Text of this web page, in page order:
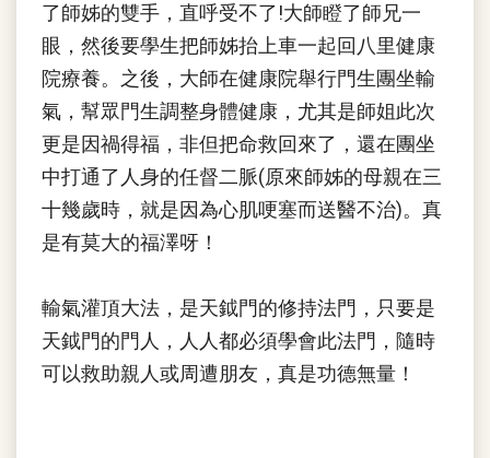
了師姊的雙手，直呼受不了!大師瞪了師兄一
眼，然後要學生把師姊抬上車一起回八里健康
院療養。之後，大師在健康院舉行門生團坐輸
氣，幫眾門生調整身體健康，尤其是師姐此次
更是因禍得福，非但把命救回來了，還在團坐
中打通了人身的任督二脈(原來師姊的母親在三
十幾歲時，就是因為心肌哽塞而送醫不治)。真
是有莫大的福澤呀！
輸氣灌頂大法，是天鉞門的修持法門，只要是
天鉞門的門人，人人都必須學會此法門，隨時
可以救助親人或周遭朋友，真是功德無量！